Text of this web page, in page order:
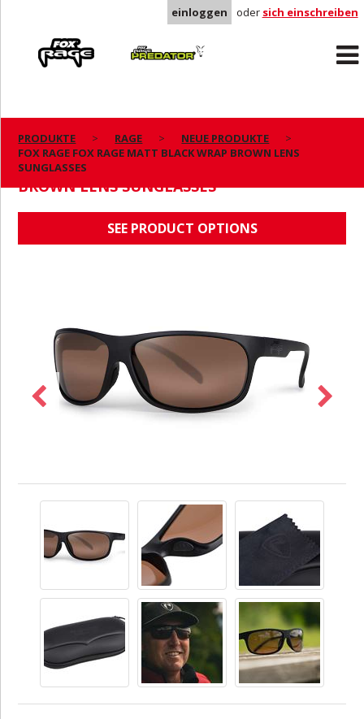
einloggen oder sich einschreiben
Predator
PRODUKTE RAGE
NEUE PRODUKTE
FOX RAGE FOX RAGE MATT BLACK WRAP BROWN LENS
SUNGLASSES
FOX RAGE FOX RAGE MATT BLACK WRAP
BROWN LENS SUNGLASSES
SEE PRODUCT OPTIONS